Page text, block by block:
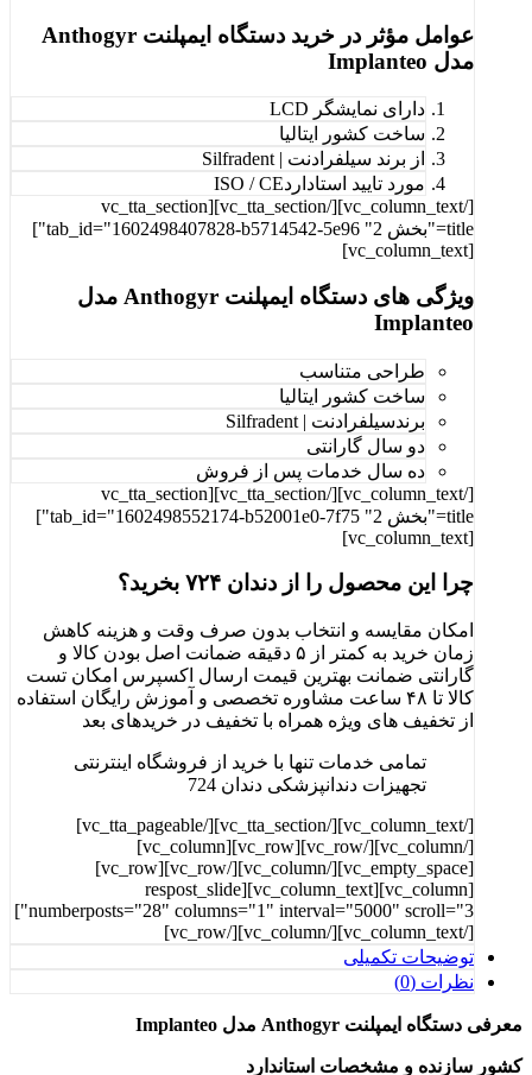
عوامل مؤثر در خرید دستگاه ایمپلنت Anthogyr
مدل Implanteo
دارای نمایشگر LCD
ساخت کشور ایتالیا
از برند سیلفرادنت | Silfradent
مورد تایید استاداردISO / CE
[/vc_column_text][/vc_tta_section][vc_tta_section
title="بخش 2" tab_id="1602498407828-b5714542-5e96"]
[vc_column_text]
ویژگی های دستگاه ایمپلنت Anthogyr مدل
Implanteo
طراحی متناسب
ساخت کشور ایتالیا
برندسیلفرادنت | Silfradent
دو سال گارانتی
ده سال خدمات پس از فروش
[/vc_column_text][/vc_tta_section][vc_tta_section
title="بخش 2" tab_id="1602498552174-b52001e0-7f75"]
[vc_column_text]
چرا این محصول را از دندان ۷۲۴ بخرید؟
امکان مقایسه و انتخاب بدون صرف وقت و هزینه کاهش
زمان خرید به کمتر از ۵ دقیقه ضمانت اصل بودن کالا و
گارانتی ضمانت بهترین قیمت ارسال اکسپرس امکان تست
کالا تا ۴۸ ساعت مشاوره تخصصی و آموزش رایگان استفاده
از تخفیف های ویژه همراه با تخفیف در خرید‌های بعد
تمامی خدمات تنها با خرید از فروشگاه اینترنتی
تجهیزات دندانپزشکی دندان 724
[/vc_column_text][/vc_tta_section][/vc_tta_pageable]
[/vc_column][/vc_row][vc_row][vc_column]
[vc_empty_space][/vc_column][/vc_row][vc_row]
[vc_column][vc_column_text][respost_slide
numberposts="28" columns="1" interval="5000" scroll="3"]
[/vc_column_text][/vc_column][/vc_row]
توضیحات تکمیلی
نظرات (0)
معرفی دستگاه ایمپلنت Anthogyr مدل Implanteo
کشور سازنده و مشخصات استاندارد